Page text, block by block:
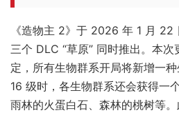
《造物主 2》于 2026 年 1 月 22
三个 DLC “草原” 同时推出。本
定，所有生物群系开局将新增一
16 级时，各生物群系还会获得一
雨林的火蛋白石、森林的桃树等